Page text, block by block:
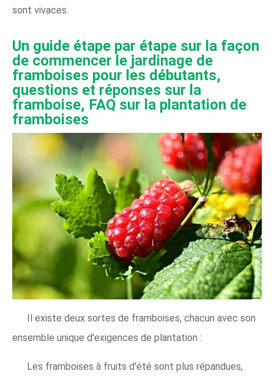
sont vivaces.
Un guide étape par étape sur la façon
de commencer le jardinage de
framboises pour les débutants,
questions et réponses sur la
framboise, FAQ sur la plantation de
framboises
Il existe deux sortes de framboises, chacun avec son
ensemble unique d'exigences de plantation :
Les framboises à fruits d'été sont plus répandues,